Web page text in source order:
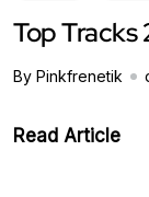
Top Tracks
By Pinkfrenetik
Read Article